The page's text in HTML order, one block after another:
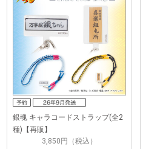
銀魂 キャラコードストラップ(全2
種)【再販】
3,850円（税込）